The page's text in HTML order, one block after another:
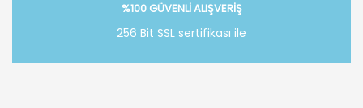
%100 GÜVENLİ ALIŞVERİŞ
256 Bit SSL sertifikası ile